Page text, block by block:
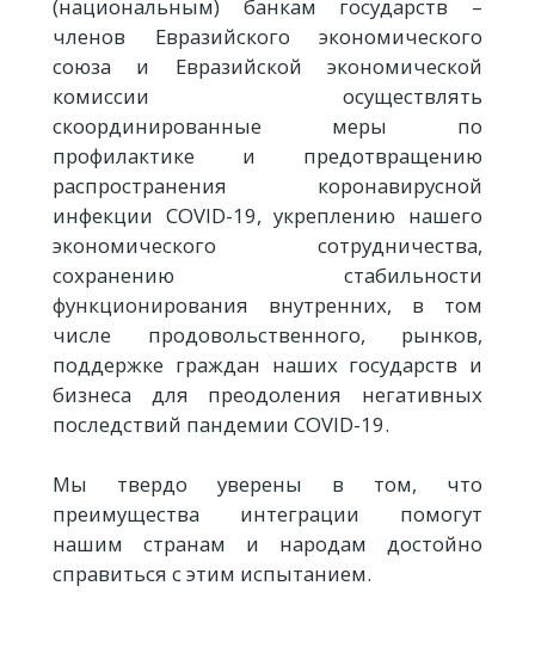
(национальным) банкам государств –
членов Евразийского экономического
союза и Евразийской экономической
комиссии осуществлять
скоординированные меры по
профилактике и предотвращению
распространения коронавирусной
инфекции COVID-19, укреплению нашего
экономического сотрудничества,
сохранению стабильности
функционирования внутренних, в том
числе продовольственного, рынков,
поддержке граждан наших государств и
бизнеса для преодоления негативных
последствий пандемии COVID-19.
Мы твердо уверены в том, что
преимущества интеграции помогут
нашим странам и народам достойно
справиться с этим испытанием.